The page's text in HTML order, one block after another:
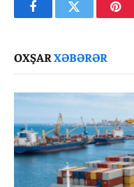
FacebookTwitter
OXŞARXƏBƏRƏR